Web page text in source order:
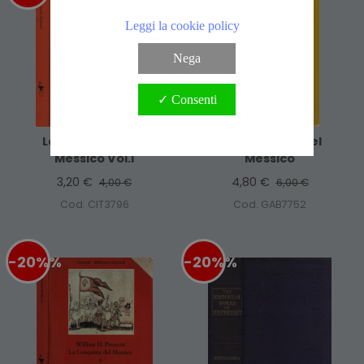
La Conquista Del
Messico Vol.I
3,20 € 4,00 €
Cod. CIT3796
La Conquista Del
Messico
4,80 € 6,00 €
Cod. GAB7752
-20%% -20%%
Leggi la cookie policy
Nega
✓ Consenti